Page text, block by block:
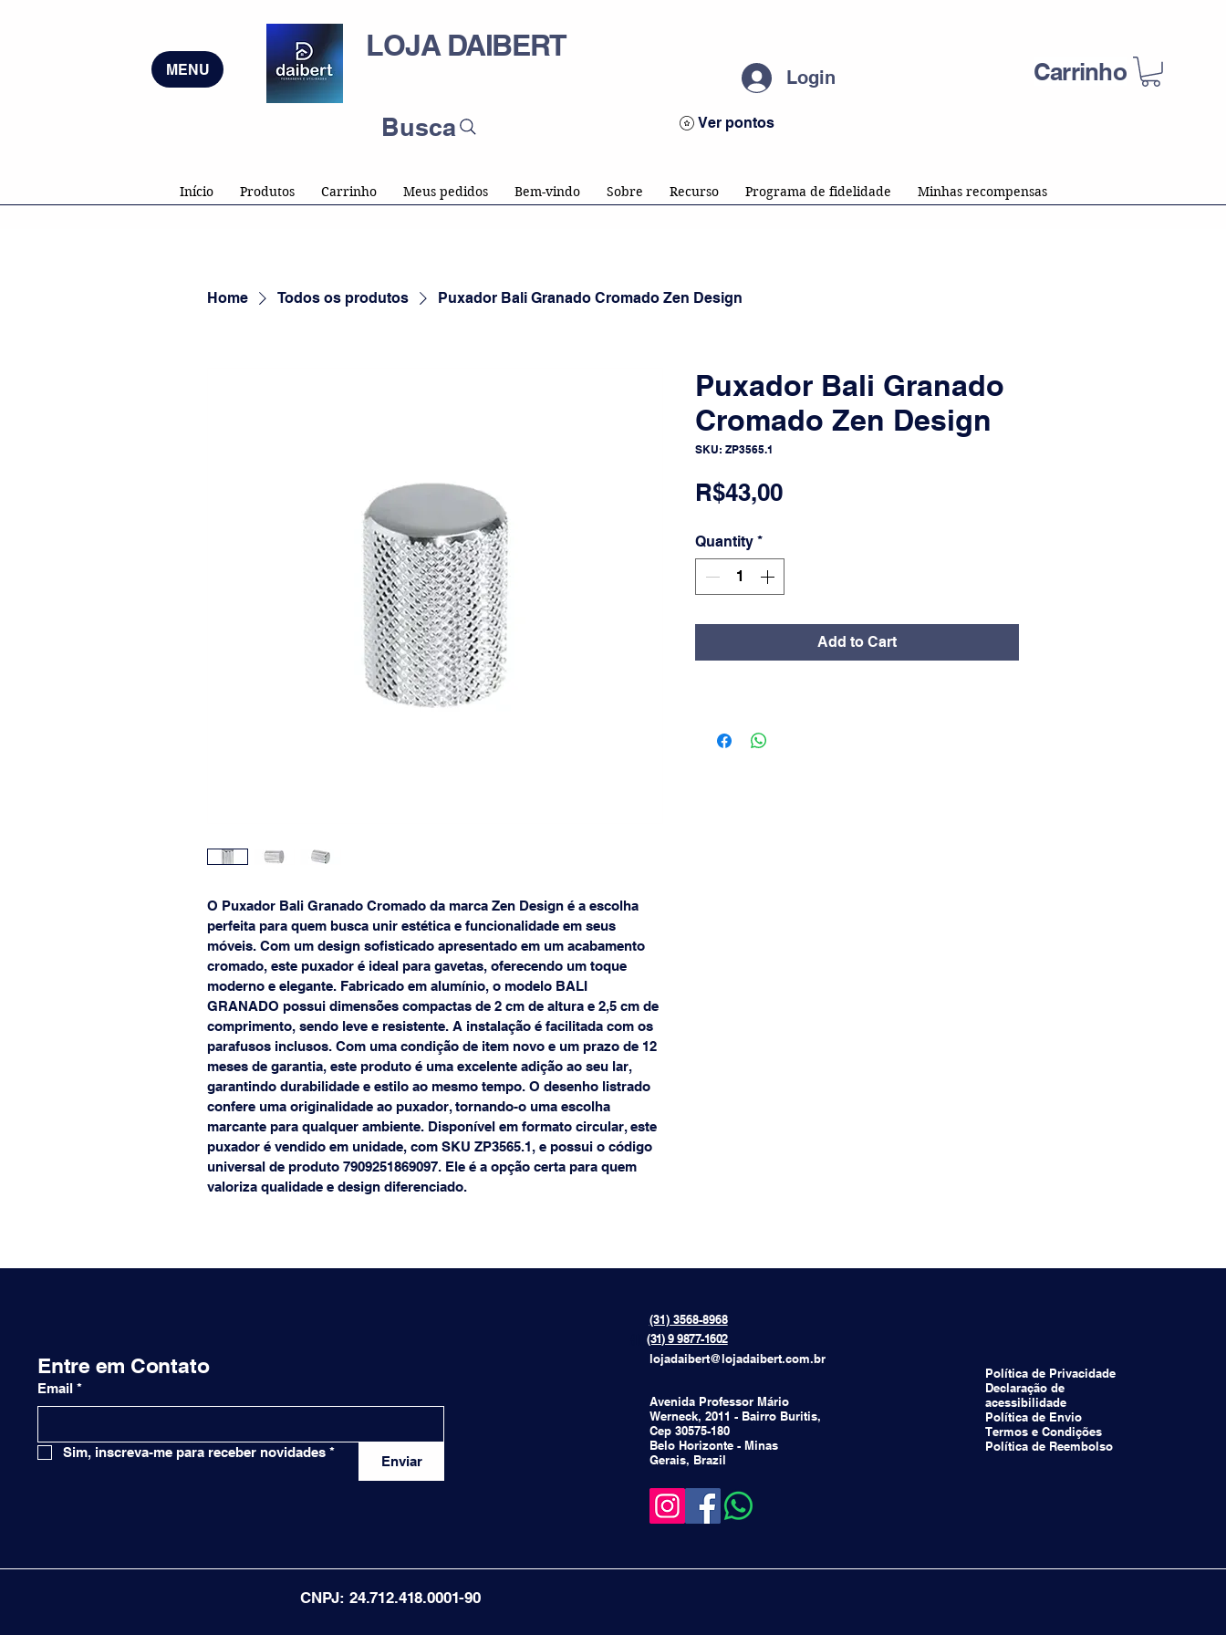
MENU
LOJA DAIBERT
Busca
Login Carrinho
Ver pontos
Início Produtos Carrinho Meus pedidos Bem-vindo Sobre Recurso Programa de fidelidade Minhas recompensas
Home Todos os produtos Puxador Bali Granado Cromado Zen Design
O Puxador Bali Granado Cromado da marca Zen Design é a escolha
perfeita para quem busca unir estética e funcionalidade em seus
móveis. Com um design sofisticado apresentado em um acabamento
cromado, este puxador é ideal para gavetas, oferecendo um toque
moderno e elegante. Fabricado em alumínio, o modelo BALI
GRANADO possui dimensões compactas de 2 cm de altura e 2,5 cm de
comprimento, sendo leve e resistente. A instalação é facilitada com os
parafusos inclusos. Com uma condição de item novo e um prazo de 12
meses de garantia, este produto é uma excelente adição ao seu lar,
garantindo durabilidade e estilo ao mesmo tempo. O desenho listrado
confere uma originalidade ao puxador, tornando-o uma escolha
marcante para qualquer ambiente. Disponível em formato circular, este
puxador é vendido em unidade, com SKU ZP3565.1, e possui o código
universal de produto 7909251869097. Ele é a opção certa para quem
valoriza qualidade e design diferenciado.
Puxador Bali Granado
Cromado Zen Design
SKU: ZP3565.1
R$43,00Price
Quantity *
Add to Cart
Entre em Contato
Email *
Sim, inscreva-me para receber novidades *
Enviar
(31) 3568-8968
{[[[[(31) 9 9877-1602
lojadaibert@lojadaibert.com.br
Avenida Professor Mário
Werneck, 2011 - Bairro Buritis,
Cep 30575-180
Belo Horizonte - Minas
Gerais, Brazil
Política de Privacidade
Declaração de
acessibilidade
Política de Envio
Termos e Condições
Política de Reembolso
CNPJ: 24.712.418.0001-90